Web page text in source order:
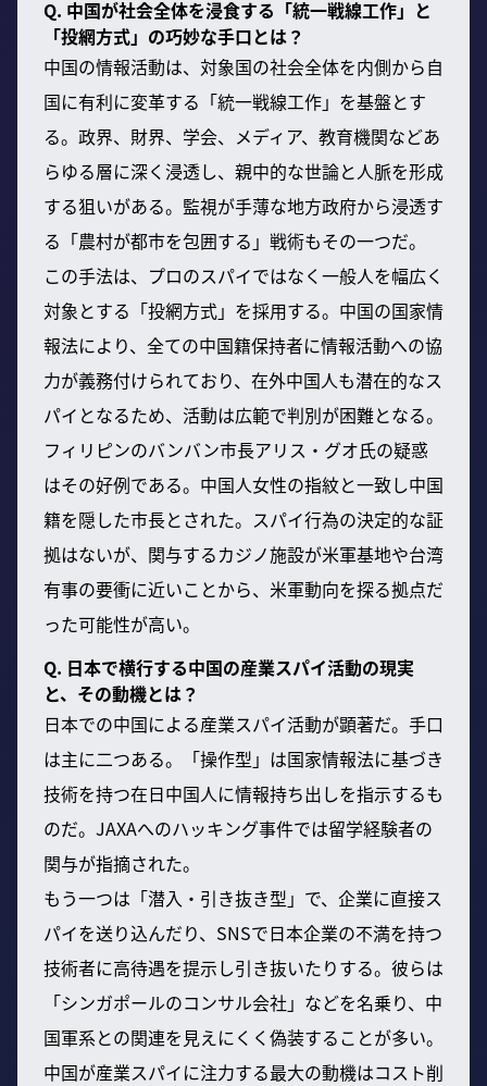
Q. 中国が社会全体を浸食する「統一戦線工作」と
「投網方式」の巧妙な手口とは？
中国の情報活動は、対象国の社会全体を内側から自
国に有利に変革する「統一戦線工作」を基盤とす
る。政界、財界、学会、メディア、教育機関などあ
らゆる層に深く浸透し、親中的な世論と人脈を形成
する狙いがある。監視が手薄な地方政府から浸透す
る「農村が都市を包囲する」戦術もその一つだ。
この手法は、プロのスパイではなく一般人を幅広く
対象とする「投網方式」を採用する。中国の国家情
報法により、全ての中国籍保持者に情報活動への協
力が義務付けられており、在外中国人も潜在的なス
パイとなるため、活動は広範で判別が困難となる。
フィリピンのバンバン市長アリス・グオ氏の疑惑
はその好例である。中国人女性の指紋と一致し中国
籍を隠した市長とされた。スパイ行為の決定的な証
拠はないが、関与するカジノ施設が米軍基地や台湾
有事の要衝に近いことから、米軍動向を探る拠点だ
った可能性が高い。
Q. 日本で横行する中国の産業スパイ活動の現実
と、その動機とは？
日本での中国による産業スパイ活動が顕著だ。手口
は主に二つある。「操作型」は国家情報法に基づき
技術を持つ在日中国人に情報持ち出しを指示するも
のだ。JAXAへのハッキング事件では留学経験者の
関与が指摘された。
もう一つは「潜入・引き抜き型」で、企業に直接ス
パイを送り込んだり、SNSで日本企業の不満を持つ
技術者に高待遇を提示し引き抜いたりする。彼らは
「シンガポールのコンサル会社」などを名乗り、中
国軍系との関連を見えにくく偽装することが多い。
中国が産業スパイに注力する最大の動機はコスト削